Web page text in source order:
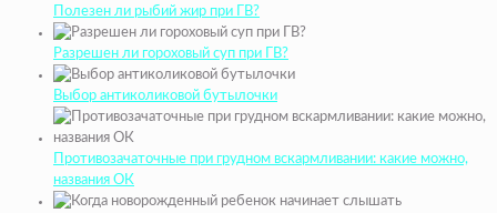
Полезен ли рыбий жир при ГВ?
Разрешен ли гороховый суп при ГВ?
Выбор антиколиковой бутылочки
Противозачаточные при грудном вскармливании: какие можно,
названия ОК